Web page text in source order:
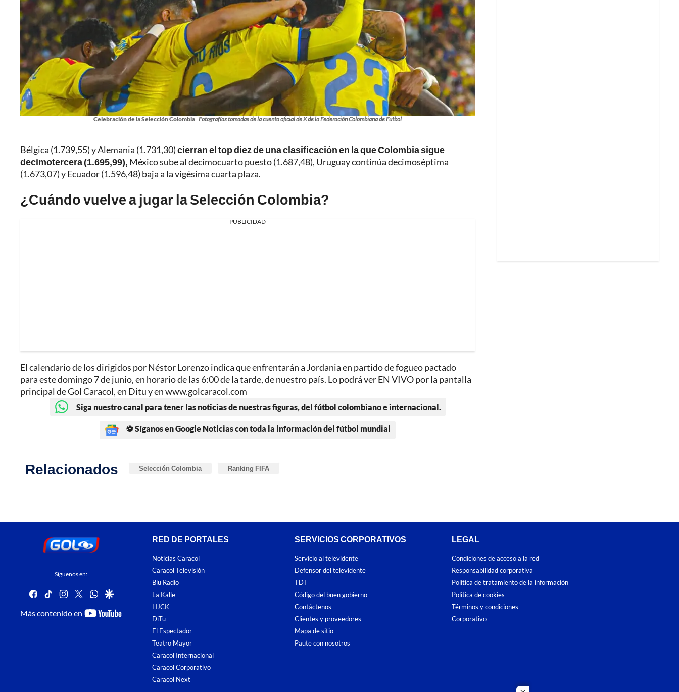
Celebración de la Selección Colombia Fotografías tomadas de la cuenta oficial de X de la Federación Colombiana de Futbol
Bélgica (1.739,55) y Alemania (1.731,30)cierran el top diez de una clasificación en la que Colombia sigue
decimotercera (1.695,99), México sube al decimocuarto puesto (1.687,48), Uruguay continúa decimoséptima
(1.673,07) y Ecuador (1.596,48) baja a la vigésima cuarta plaza.
¿Cuándo vuelve a jugar la Selección Colombia?
PUBLICIDAD
El calendario de los dirigidos por Néstor Lorenzo indica que enfrentarán a Jordania en partido de fogueo pactado
para este domingo 7 de junio, en horario de las 6:00 de la tarde, de nuestro país. Lo podrá ver EN VIVO por la pantalla
principal de Gol Caracol, en Ditu y en www.golcaracol.com
Siga nuestro canal para tener las noticias de nuestras figuras, del fútbol colombiano e internacional.
⚽ Síganos en Google Noticias con toda la información del fútbol mundial
Relacionados Selección Colombia Ranking FIFA
Síguenos en:
facebook
tiktokinstagram
twitterwhatsapp
google
Más contenido en
youtube-
RED DE PORTALES
Noticias Caracol
Caracol Televisión
Blu Radio
La Kalle
HJCK
DiTu
El Espectador
Teatro Mayor
Caracol Internacional
Caracol Corporativo
Caracol Next
SERVICIOS CORPORATIVOS
Servicio al televidente
Defensor del televidente
TDT
Código del buen gobierno
Contáctenos
Clientes y proveedores
Mapa de sitio
Paute con nosotros
LEGAL
Condiciones de acceso a la red
Responsabilidad corporativa
Política de tratamiento de la información
Política de cookies
Términos y condiciones
Corporativo